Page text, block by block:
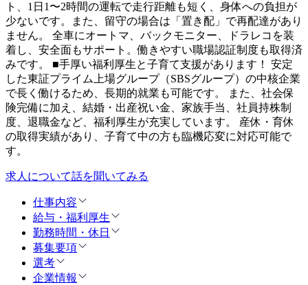
ト、1日1〜2時間の運転で走行距離も短く、身体への負担が
少ないです。また、留守の場合は「置き配」で再配達があり
ません。 全車にオートマ、バックモニター、ドラレコを装
着し、安全面もサポート。働きやすい職場認証制度も取得済
みです。 ■手厚い福利厚生と子育て支援があります！ 安定
した東証プライム上場グループ（SBSグループ）の中核企業
で長く働けるため、長期的就業も可能です。 また、社会保
険完備に加え、結婚・出産祝い金、家族手当、社員持株制
度、退職金など、福利厚生が充実しています。 産休・育休
の取得実績があり、子育て中の方も臨機応変に対応可能で
す。
求人について話を聞いてみる
仕事内容
給与・福利厚生
勤務時間・休日
募集要項
選考
企業情報